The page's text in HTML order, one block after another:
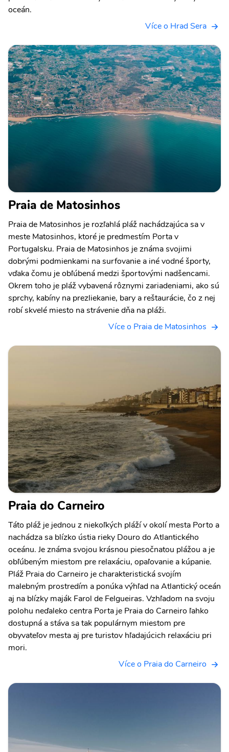
oceán.
Více o Hrad Sera
Praia de Matosinhos
Praia de Matosinhos je rozľahlá pláž nachádzajúca sa v
meste Matosinhos, ktoré je predmestím Porta v
Portugalsku. Praia de Matosinhos je známa svojimi
dobrými podmienkami na surfovanie a iné vodné športy,
vďaka čomu je obľúbená medzi športovými nadšencami.
Okrem toho je pláž vybavená rôznymi zariadeniami, ako sú
sprchy, kabíny na prezliekanie, bary a reštaurácie, čo z nej
robí skvelé miesto na strávenie dňa na pláži.
Více o Praia de Matosinhos
Praia do Carneiro
Táto pláž je jednou z niekoľkých pláží v okolí mesta Porto a
nachádza sa blízko ústia rieky Douro do Atlantického
oceánu. Je známa svojou krásnou piesočnatou plážou a je
obľúbeným miestom pre relaxáciu, opaľovanie a kúpanie.
Pláž Praia do Carneiro je charakteristická svojím
malebným prostredím a ponúka výhľad na Atlantický oceán
aj na blízky maják Farol de Felgueiras. Vzhľadom na svoju
polohu neďaleko centra Porta je Praia do Carneiro ľahko
dostupná a stáva sa tak populárnym miestom pre
obyvateľov mesta aj pre turistov hľadajúcich relaxáciu pri
mori.
Více o Praia do Carneiro